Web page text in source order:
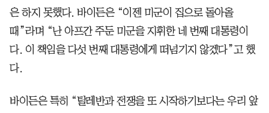
은 하지 못했다. 바이든은 “이젠 미군이 집으로 돌아올
때”라며 “난 아프간 주둔 미군을 지휘한 네 번째 대통령이
다. 이 책임을 다섯 번째 대통령에게 떠넘기지 않겠다”고 했
다.
바이든은 특히 “탈레반과 전쟁을 또 시작하기보다는 우리 앞